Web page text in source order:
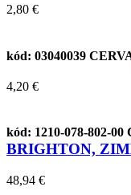
2,80 €
kód: 03040039
4,20 €
kód: 1210-078-802-00
BRIGHTON,
48,94 €